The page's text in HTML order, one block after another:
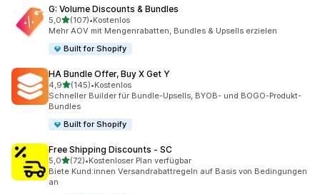
G: Volume Discounts & Bundles
5,0von 5 Sternen
(107)
107 Rezensionen insgesamt
•Kostenlos
Mehr AOV mit Mengenrabatten, Bundles & Upsells erzielen
Built for Shopify
HA Bundle Offer, Buy X Get Y
4,9von 5 Sternen
(145)
145 Rezensionen insgesamt
•Kostenlos
Schneller Builder für Bundle-Upsells, BYOB- und BOGO-Produkt-
Bundles
Built for Shopify
Free Shipping Discounts ‑ SC
5,0von 5 Sternen
(72)
72 Rezensionen insgesamt
•Kostenloser Plan verfügbar
Biete Kund:innen Versandrabattregeln auf Basis von Bedingungen
an